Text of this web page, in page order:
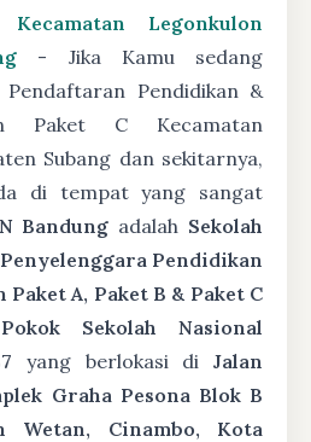
Legonkulon
- Jika Kamu sedang
Pendidikan &
Paket C Kecamatan
Subang dan sekitarnya,
di tempat yang sangat
Bandung adalah Sekolah
Pendidikan
A, Paket B & Paket C
Sekolah Nasional
yang berlokasi diJalan
Graha Pesona Blok B
Wetan, Cinambo, Kota